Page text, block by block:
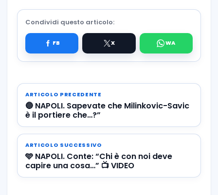
Condividi questo articolo:
ARTICOLO PRECEDENTE
🔵 NAPOLI. Sapevate che Milinkovic-Savic
è il portiere che…?”
ARTICOLO SUCCESSIVO
🩵 NAPOLI. Conte: “Chi è con noi deve
capire una cosa…” 📺 VIDEO